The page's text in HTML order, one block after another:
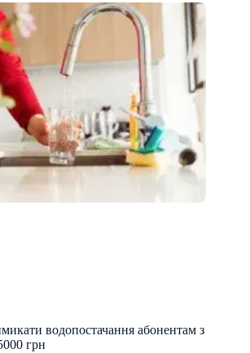
водопостачання абонентам з
грн